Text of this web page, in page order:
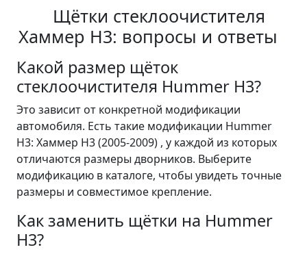
Щётки стеклоочистителя
Хаммер Н3: вопросы и ответы
Какой размер щёток
стеклоочистителя Hummer H3?
Это зависит от конкретной модификации
автомобиля. Есть такие модификации Hummer
H3: Хаммер Н3 (2005-2009) , у каждой из которых
отличаются размеры дворников. Выберите
модификацию в каталоге, чтобы увидеть точные
размеры и совместимое крепление.
Как заменить щётки на Hummer
H3?